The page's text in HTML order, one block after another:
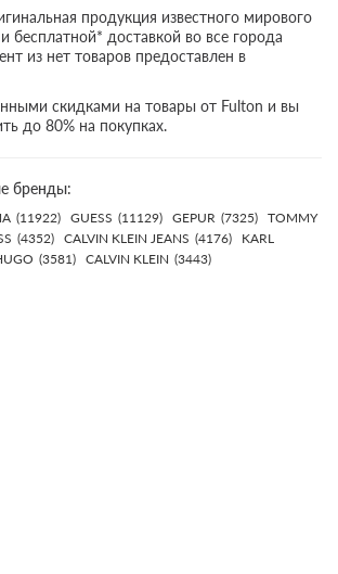
продукция известного мирового
бесплатной* доставкой во все города
из нет товаров предоставлен в
скидками на товары от Fulton и вы
до 80% на покупках.
бренды:
(11922) GUESS (11129) GEPUR (7325) TOMMY
(4352) CALVIN KLEIN JEANS (4176)
KARL
(3581) CALVIN KLEIN (3443)